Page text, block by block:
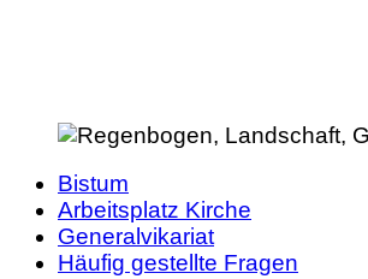
Bistum
Arbeitsplatz Kirche
Generalvikariat
Häufig gestellte Fragen